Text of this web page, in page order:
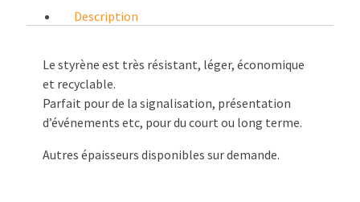
Description
Le styrène est très résistant, léger, économique
et recyclable.
Parfait pour de la signalisation, présentation
d’événements etc, pour du court ou long terme.
Autres épaisseurs disponibles sur demande.